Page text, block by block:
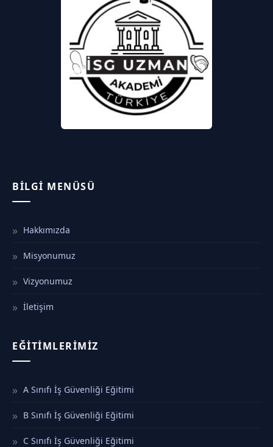
BILGI MENÜSÜ
Hakkımızda
Misyonumuz
Vizyonumuz
İletişim
EĞITIMLERIMIZ
A Sınıfı İş Güvenliği Eğitimi
B Sınıfı İş Güvenliği Eğitimi
C Sınıfı İş Güvenliği Eğitimi